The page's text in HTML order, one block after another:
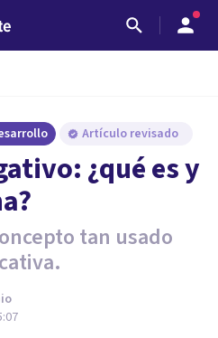
Artículo revisado
¿qué es y
tan usado